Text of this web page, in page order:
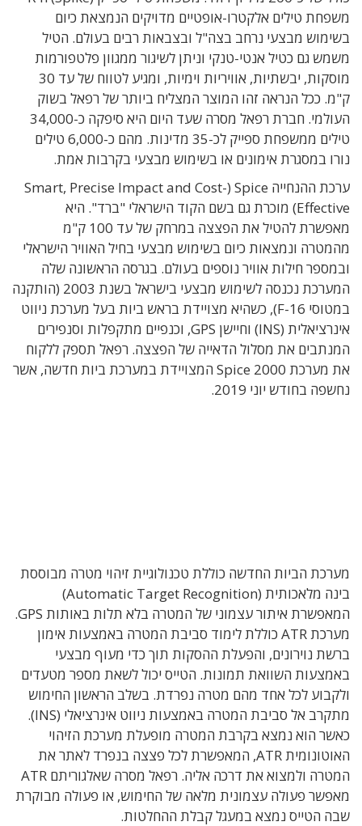
משפחת טילים אלקטרו-אופטיים מדויקים הנמצאת כיום
בשימוש מבצעי נרחב בצה"ל ובצבאות רבים בעולם. הטיל
משמש גם כטיל אנטי-טנקי וניתן לשיגור ממגוון פלטפורמות
מוסקות, יבשתיות, אוויריות וימיות, ומגיע לטווח של עד 30
ק"מ. ככל הנראה זהו המוצר המצליח ביותר של רפאל בשוק
העולמי. חברת רפאל מסרה שעד היום היא סיפקה כ-34,000
טילים ממשפחת ספייק לכ-35 מדינות. מהם כ-6,000 טילים
נורו במסגרת אימונים או בשימוש מבצעי בקרבות אמת.
ערכת ההנחייה Spice (
Smart, Precise Impact and Cost-
Effective) מוכרת גם בשם הקוד הישראלי "ברד". היא
מאפשרת להטיל את הפצצה במרחק של עד 100 ק"מ
מהמטרה ונמצאות כיום בשימוש מבצעי בחיל האוויר הישראלי
ובמספר חילות אוויר נוספים בעולם. בגרסה הראשונה שלה
המערכת נכנסה לשימוש מבצעי בישראל בשנת 2003 (הותקנה
במטוסי F-16), כשהיא מצויידת ב
ראש ביות בעל מערכת ניווט
אינרציאלית (INS) וחיישן GPS, וכנפיים מתקפלות וסנפירים
המנתבים את מסלול הדאייה של הפצצה. רפאל תספק ללקוח
את מערכת Spice 2000 המצויידת במערכת ביות חדשה, אשר
נחשפה בחודש יוני 2019.
מערכת הביות החדשה כוללת טכנולוגיית זיהוי מטרה מבוססת
בינה מלאכותית (Automatic Target Recognition)
המאפשרת איתור עצמוני של המטרה בלא תלות באותות GPS.
מערכת ATR כוללת לימוד סביבת המטרה באמצעות אימון
ברשת נוירונים, והפעלת ההסקות תוך כדי מעוף מבצעי
באמצעות השוואת תמונות. הטייס יכול לשאת מספר מטעדים
ולקבוע לכל אחד מהם מטרה נפרדת. בשלב הראשון החימוש
מתקרב אל סביבת המטרה באמצעות ניווט אינרציאלי (INS).
כאשר הוא נמצא בקרבת המטרה מופעלת מערכת הזיהוי
האוטונומית ATR, המאפשרת לכל פצצה בנפרד לאתר את
המטרה ולמצוא את דרכה אליה. רפאל מסרה שאלגוריתם ATR
מאפשר פעולה עצמונית מלאה של החימוש, או פעולה מבוקרת
שבה הטייס נמצא במעגל קבלת ההחלטות.